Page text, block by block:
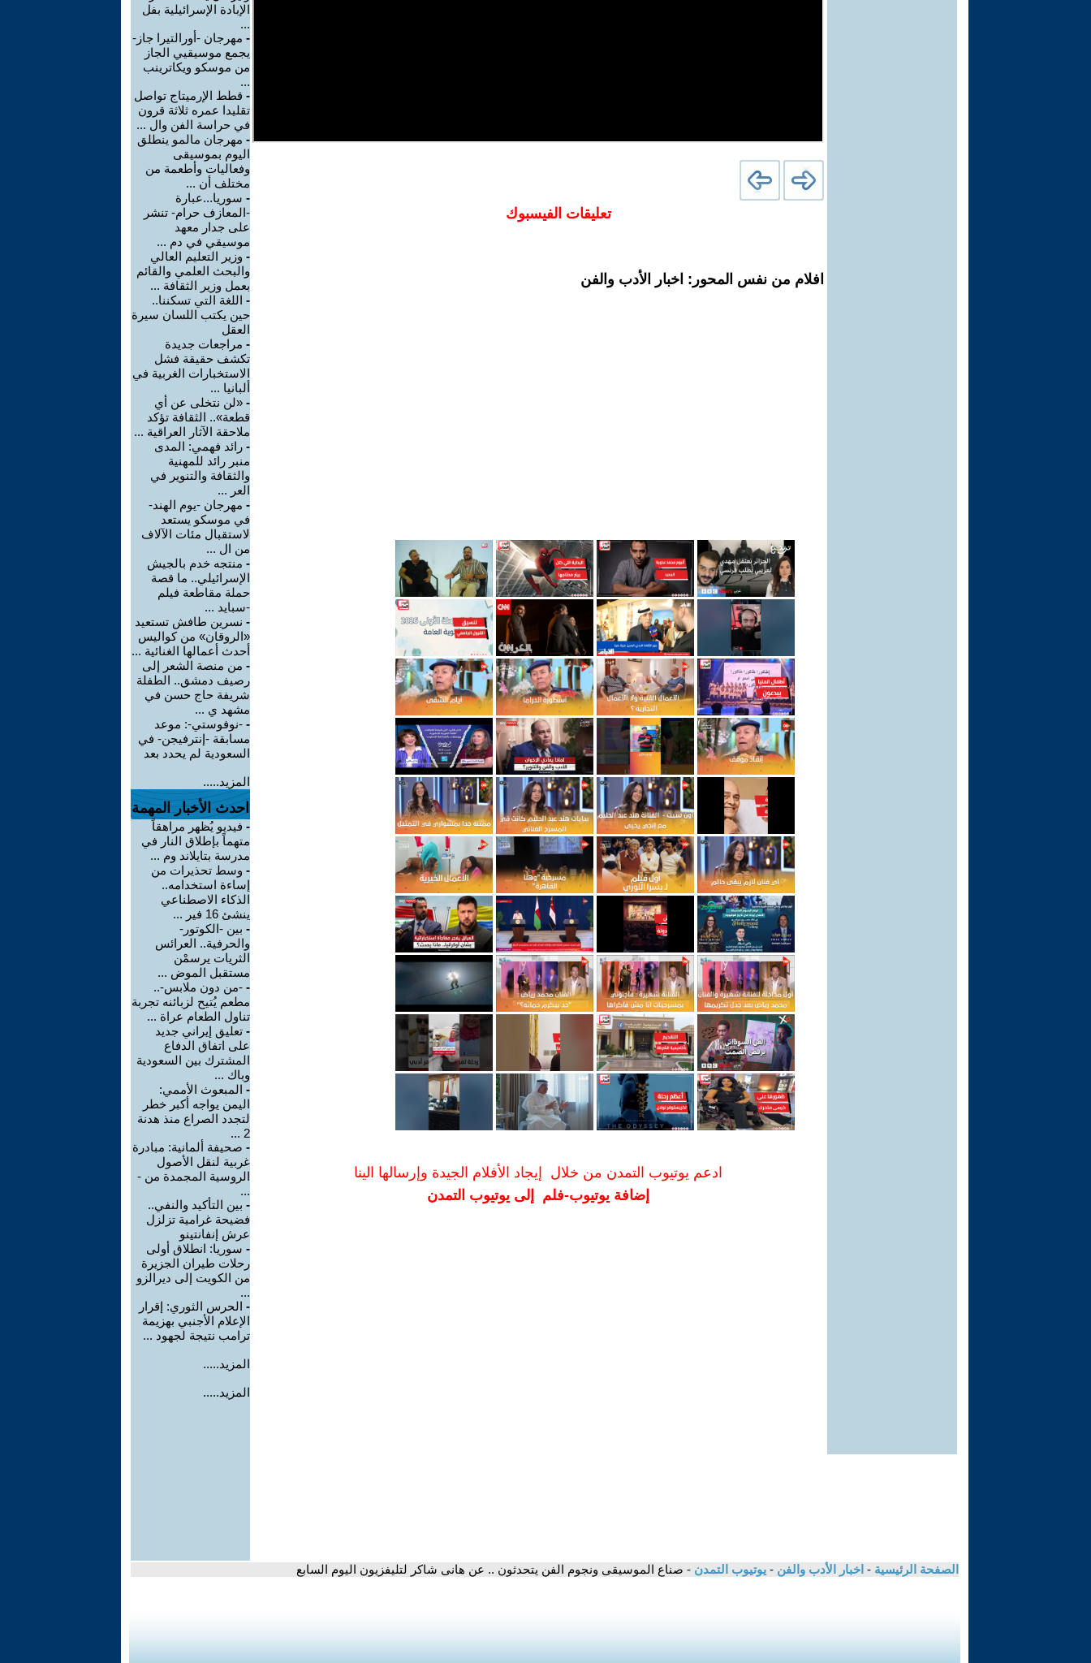
تعليقات الفيسبوك
افلام من نفس المحور: اخبار الأدب والفن
ادعم يوتيوب التمدن من خلال إيجاد الأفلام الجيدة وإرسالها الينا
إضافة يوتيوب-فلم إلى يوتيوب التمدن
الإبادة الإسرائيلية بفل
...
- مهرجان -أورالتيرا جاز-
يجمع موسيقيي الجاز
من موسكو ويكاترينب
...
- قطط الإرميتاج تواصل
تقليدا عمره ثلاثة قرون
في حراسة الفن وال ...
- مهرجان مالمو ينطلق
اليوم بموسيقى
وفعاليات وأطعمة من
مختلف أن ...
- سوريا...عبارة
-المعازف حرام- تنشر
على جدار معهد
موسيقي في دم ...
- وزير التعليم العالي
والبحث العلمي والقائم
بعمل وزير الثقافة ...
- اللغة التي تسكننا..
حين يكتب اللسان سيرة
العقل
- مراجعات جديدة
تكشف حقيقة فشل
الاستخبارات الغربية في
ألبانيا ...
- «لن نتخلى عن أي
قطعة».. الثقافة تؤكد
ملاحقة الآثار العراقية ...
- رائد فهمي: المدى
منبر رائد للمهنية
والثقافة والتنوير في
العر ...
- مهرجان -يوم الهند-
في موسكو يستعد
لاستقبال مئات الآلاف
من ال ...
- منتجه خدم بالجيش
الإسرائيلي.. ما قصة
حملة مقاطعة فيلم
-سبايد ...
- نسرين طافش تستعيد
«الروقان» من كواليس
أحدث أعمالها الغنائية ...
- من منصة الشعر إلى
رصيف دمشق.. الطفلة
شريفة حاج حسن في
مشهد ي ...
- -نوفوستي-: موعد
مسابقة -إنترفيجن- في
السعودية لم يحدد بعد
المزيد.....
احدث الأخبار المهمة
- فيديو يُظهر مراهقاً
متهماً بإطلاق النار في
مدرسة بتايلاند وم ...
- وسط تحذيرات من
إساءة استخدامه..
الذكاء الاصطناعي
ينشئ 16 فير ...
- بين -الكوتور-
والحرفية.. العرائس
الثريات يرسمْن
مستقبل الموض ...
- -من دون ملابس-..
مطعم يُتيح لزبائنه تجربة
تناول الطعام عراة ...
- تعليق إيراني جديد
على اتفاق الدفاع
المشترك بين السعودية
وباك ...
- المبعوث الأممي:
اليمن يواجه أكبر خطر
لتجدد الصراع منذ هدنة
2 ...
- صحيفة ألمانية: مبادرة
غربية لنقل الأصول
الروسية المجمدة من -
...
- بين التأكيد والنفي..
فضيحة غرامية تزلزل
عرش إنفانتينو
- سوريا: انطلاق أولى
رحلات طيران الجزيرة
من الكويت إلى ديرالزو
...
- الحرس الثوري: إقرار
الإعلام الأجنبي بهزيمة
ترامب نتيجة لجهود ...
المزيد.....
المزيد.....
الصفحة الرئيسية - اخبار الأدب والفن - يوتيوب التمدن - صناع الموسيقى ونجوم الفن يتحدثون .. عن هانى شاكر لتليفزيون اليوم السابع